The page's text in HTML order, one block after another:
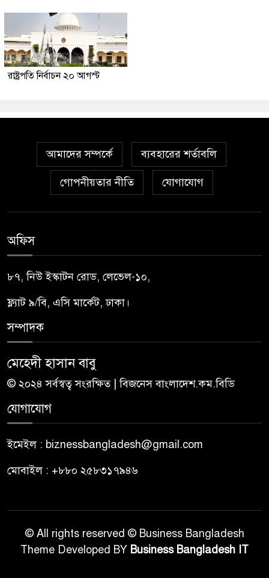
রাষ্ট্রপতি নির্বাচন ২০ আগস্ট
আমাদের সম্পর্কে ব্যবহারের শর্তাবলি
গোপনীয়তার নীতি যোগাযোগ
অফিস
৮৭, নিউ ইস্কাটন রোড, লেভেল-১০,
ফ্ল্যাট ৯/বি, এসি মার্কেট, ঢাকা।
সম্পাদক
মেহেদী হাসান বাবু
© ২০২৪ সর্বস্বত্ব সংরক্ষিত | বিজনেস বাংলাদেশ.কম.বিডি
যোগাযোগ
ইমেইল : biznessbangladesh@gmail.com
মোবাইল : +৮৮০ ২৫৮৩১৭৯৪৬
© All rights reserved © Business Bangladesh
Theme Developed BY Business Bangladesh IT